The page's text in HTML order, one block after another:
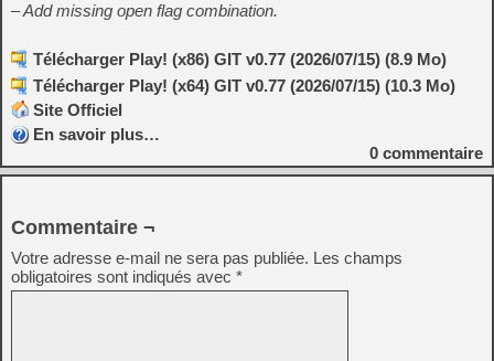
– Add missing open flag combination.
Télécharger Play! (x86) GIT v0.77 (2026/07/15) (8.9 Mo)
Télécharger Play! (x64) GIT v0.77 (2026/07/15) (10.3 Mo)
Site Officiel
En savoir plus…
0 commentaire
Commentaire ¬
Votre adresse e-mail ne sera pas publiée. Les champs
obligatoires sont indiqués avec *